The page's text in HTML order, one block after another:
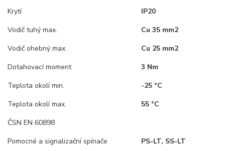
Krytí
IP20
Vodič tuhý max.
Cu 35 mm2
Vodič ohebný max.
Cu 25 mm2
Dotahovací moment
3 Nm
Teplota okolí min.
-25 °C
Teplota okolí max.
55 °C
ČSN EN 60898
Pomocné a signalizační spínače
PS-LT, SS-LT